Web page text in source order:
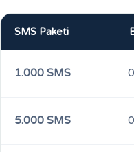
SMS Paketi
1.000 SMS
5.000 SMS